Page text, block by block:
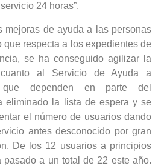
24 horas”.
mejoras de ayuda a las personas
que respecta a los expedientes de
se ha conseguido agilizar la
al Servicio de Ayuda a
que dependen en parte del
eliminado la lista de espera y se
el número de usuarios dando
antes desconocido por gran
De los 12 usuarios a principios
pasado a un total de 22 este año.